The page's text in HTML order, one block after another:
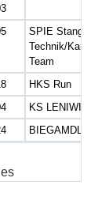
SPIE Stangl
Technik/Kamil
Team
HKS Run
KS LENIWIEC